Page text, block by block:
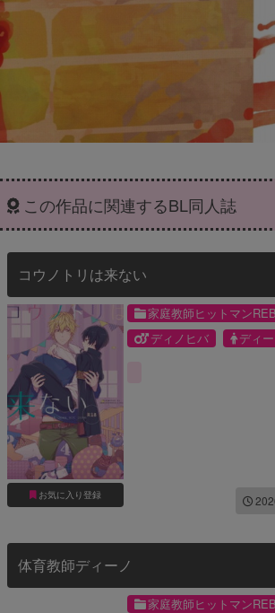
この作品に関連するBL同人誌
コウノトリは来ない
お気に入り登録
家庭教師ヒットマン
ディノヒバ
ディ
体育教師ディーノ
家庭教師ヒットマン